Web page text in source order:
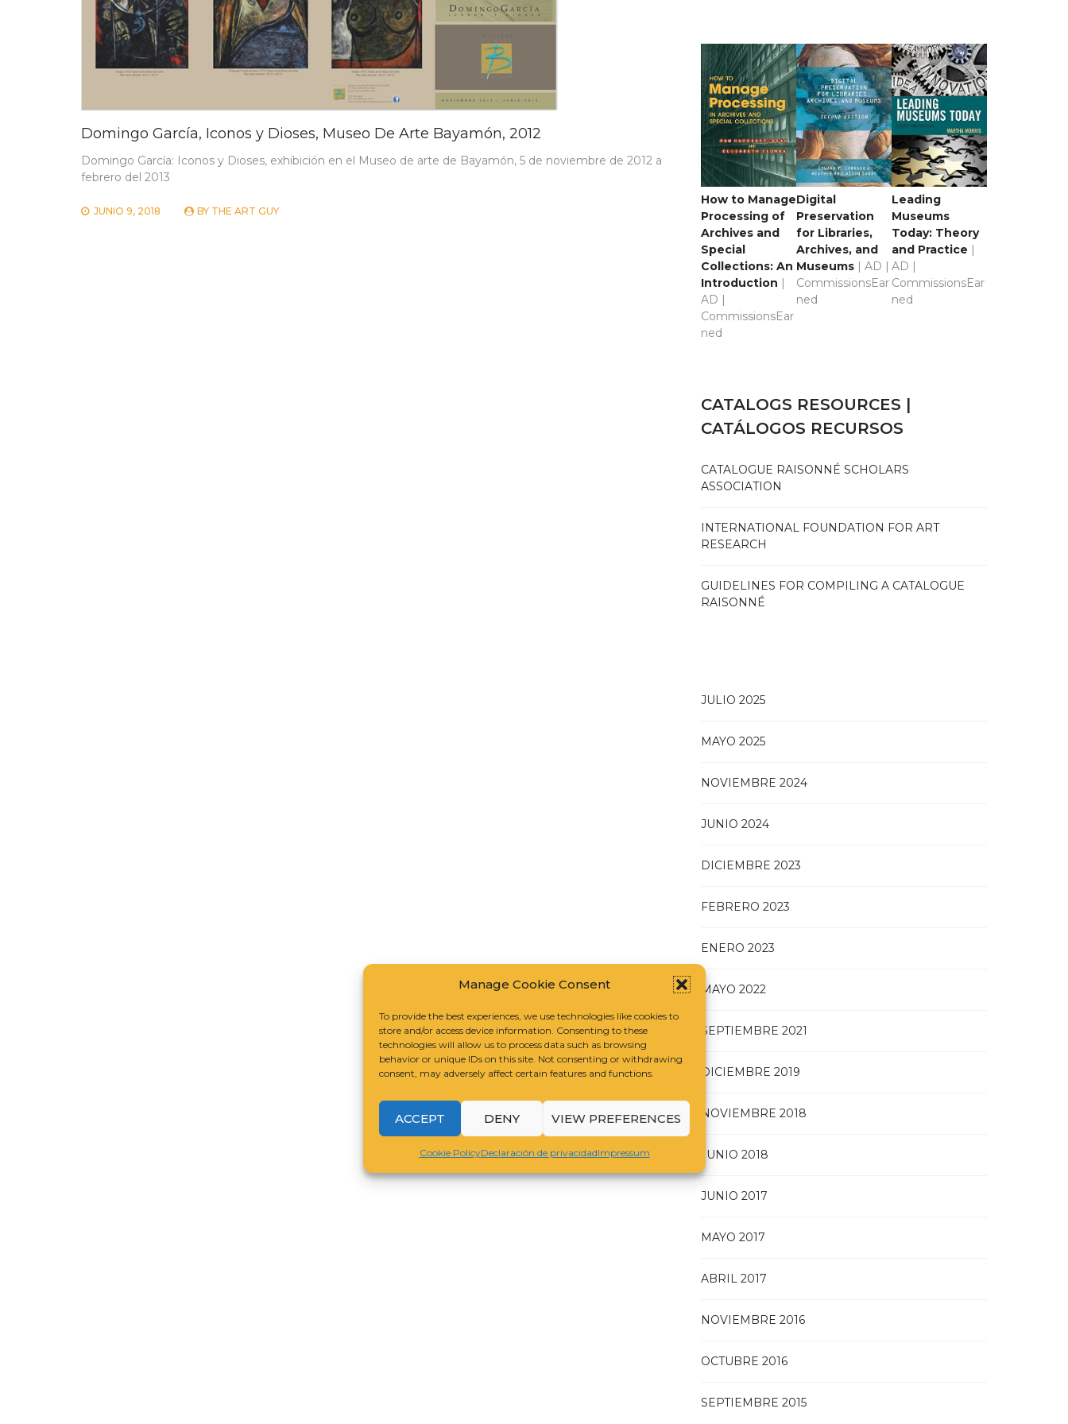
Manage Cookie Consent
To provide the best experiences, we use technologies like cookies to
store and/or access device information. Consenting to these
technologies will allow us to process data such as browsing
behavior or unique IDs on this site. Not consenting or withdrawing
consent, may adversely affect certain features and functions.
ACCEPT DENY VIEW PREFERENCES
Cookie PolicyDeclaración de privacidadImpressum
Domingo García, Iconos y Dioses, Museo De Arte Bayamón, 2012
Domingo García: Iconos y Dioses, exhibición en el Museo de arte de Bayamón, 5 de noviembre de 2012 a
febrero del 2013
JUNIO 9, 2018 BY THE ART GUY
How to Manage
Processing of
Archives and
Special
Collections: An
Introduction |
AD |
CommissionsEar
ned
Digital
Preservation
for Libraries,
Archives, and
Museums | AD |
CommissionsEar
ned
Leading
Museums
Today: Theory
and Practice
AD |
CommissionsEar
ned
CATALOGS RESOURCES |
CATÁLOGOS RECURSOS
CATALOGUE RAISONNÉ SCHOLARS
ASSOCIATION
INTERNATIONAL FOUNDATION FOR ART
RESEARCH
GUIDELINES FOR COMPILING A CATALOGUE
RAISONNÉ
JULIO 2025
MAYO 2025
NOVIEMBRE 2024
JUNIO 2024
DICIEMBRE 2023
FEBRERO 2023
ENERO 2023
MAYO 2022
SEPTIEMBRE 2021
DICIEMBRE 2019
NOVIEMBRE 2018
JUNIO 2018
JUNIO 2017
MAYO 2017
ABRIL 2017
NOVIEMBRE 2016
OCTUBRE 2016
SEPTIEMBRE 2015